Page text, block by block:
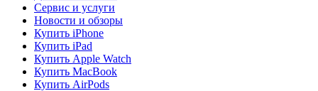
Сервис и услуги
Новости и обзоры
Купить iPhone
Купить iPad
Купить Apple Watch
Купить MacBook
Купить AirPods